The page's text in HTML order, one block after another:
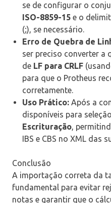
se de configurar o
ISO-8859-15 e o
(;), se necessário.
Erro de Quebra de
ser preciso converter a
de LF para CRLF
para que o Protheus
corretamente.
Uso Prático: Após a
disponíveis para
Escrituração,
IBS e CBS no XML das
Conclusão
A importação correta da
fundamental para evitar
notas e garantir que o